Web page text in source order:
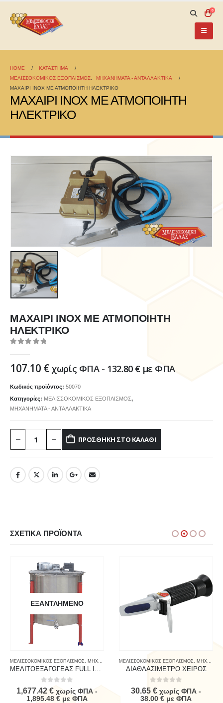
0
HOME
ΚΑΤΆΣΤΗΜΑ
ΜΕΛΙΣΣΟΚΟΜΙΚΟΣ ΕΞΟΠΛΙΣΜΟΣ
ΜΗΧΑΝΗΜΑΤΑ - ΑΝΤΑΛΛΑΚΤΙΚΑ
ΜΑΧΑΙΡΙ ΙΝΟΧ ΜΕ ΑΤΜΟΠΟΙΗΤΗ ΗΛΕΚΤΡΙΚΟ
ΜΑΧΑΙΡΙ ΙΝΟΧ ΜΕ ΑΤΜΟΠΟΙΗΤΗ
ΗΛΕΚΤΡΙΚΟ
ΜΑΧΑΙΡΙ ΙΝΟΧ ΜΕ ΑΤΜΟΠΟΙΗΤΗ
ΗΛΕΚΤΡΙΚΟ
107.10 € χωρίς ΦΠΑ - 132.80 €με ΦΠΑ
Κωδικός προϊόντος: 50070
Κατηγορίες: ΜΕΛΙΣΣΟΚΟΜΙΚΟΣ ΕΞΟΠΛΙΣΜΟΣ,
ΜΗΧΑΝΗΜΑΤΑ - ΑΝΤΑΛΛΑΚΤΙΚΑ
ΠΡΟΣΘΉΚΗ ΣΤΟ ΚΑΛΆΘΙ
ΣΧΕΤΙΚΆ ΠΡΟΪΌΝΤΑ
ΕΞΑΝΤΛΗΜΈΝΟ
ΜΕΛΙΣΣΟΚΟΜΙΚΟΣ ΕΞΟΠΛΙΣΜΟΣ ΜΗΧΑΝΗΜΑΤΑ - ΑΝΤΑΛΛΑΚΤΙΚΑ
0out of 5
1,677.42 € χωρίς ΦΠΑ -
1,895.48 € με ΦΠΑ
ΜΕΛΙΣΣΟΚΟΜΙΚΟΣ ΕΞΟΠΛΙΣΜΟΣ ΜΗΧΑΝΗΜΑΤΑ - ΑΝΤΑΛΛΑΚΤΙΚΑ
ΔΙΑΘΛΑΣΙΜΕΤΡΟ ΧΕΙΡΟΣ
0out of 5
30.65 € χωρίς ΦΠΑ -
38.00 € με ΦΠΑ